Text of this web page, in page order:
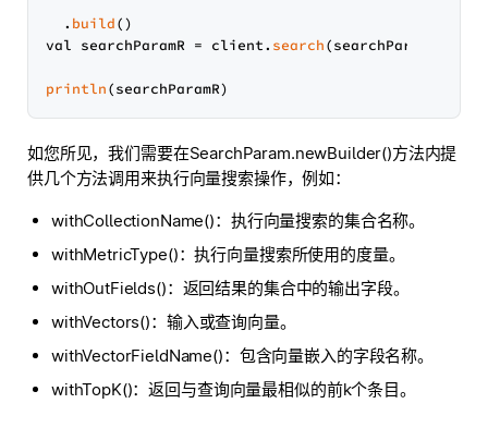
  .
build()
val searchParamR = client. search(searchParam)
println
如您所见，我们需要在SearchParam.newBuilder()方法内提
供几个方法调用来执行向量搜索操作，例如：
withCollectionName()：执行向量搜索的集合名称。
withMetricType()：执行向量搜索所使用的度量。
withOutFields()：返回结果的集合中的输出字段。
withVectors()：输入或查询向量。
withVectorFieldName()：包含向量嵌入的字段名称。
withTopK()：返回与查询向量最相似的前k个条目。